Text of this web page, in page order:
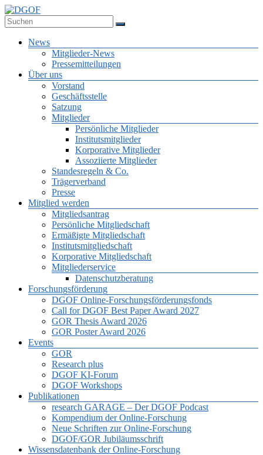
Zum
Inhalt
springen
Deutsche Gesellschaft für Online-Forschung e.V.
Menü
News
Mitglieder-News
Pressemitteilungen
Über uns
Vorstand
Geschäftsstelle
Satzung
Mitglieder
Persönliche Mitglieder
Institutsmitglieder
Korporative Mitglieder
Assoziierte Mitglieder
Standesregeln & Co.
Trägerverband
Presse
Mitglied werden
Mitgliedsantrag
Persönliche Mitgliedschaft
Ermäßigte Mitgliedschaft
Institutsmitgliedschaft
Korporative Mitgliedschaft
Mitgliederservice
Datenschutzberatung
Forschungsförderung
DGOF Online-Forschungsförderungsfonds
Call for DGOF Best Paper Award 2027
GOR Thesis Award 2026
GOR Poster Award 2026
Events
GOR
Research plus
DGOF KI-Forum
DGOF Workshops
Publikationen
research GARAGE – Der DGOF Podcast
Kompendium der Online-Forschung
Neue Schriften zur Online-Forschung
DGOF/GOR Jubiläumsschrift
Wissensdatenbank der Online-Forschung